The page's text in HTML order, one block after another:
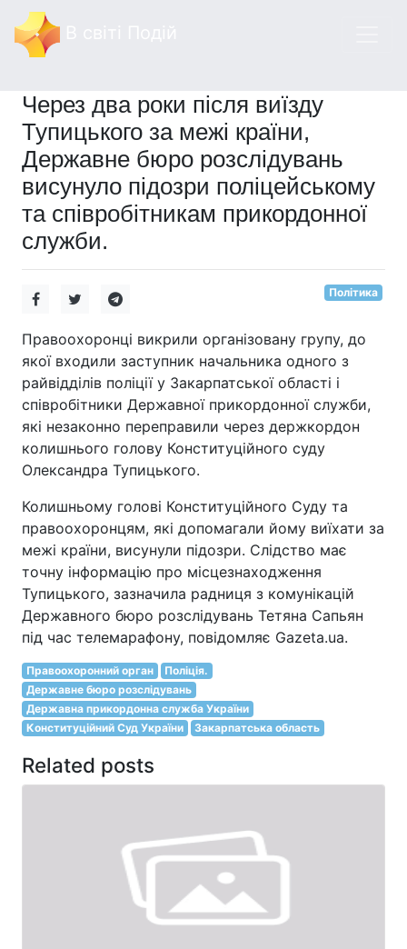
Через два роки після виїзду
Тупицького за межі країни,
Державне бюро розслідувань
висунуло підозри поліцейському
та співробітникам прикордонної
служби.
Політика
Правоохоронці викрили організовану групу, до
якої входили заступник начальника одного з
райвідділів поліції у Закарпатської області і
співробітники Державної прикордонної служби,
які незаконно переправили через держкордон
колишнього голову Конституційного суду
Олександра Тупицького.
Колишньому голові Конституційного Суду та
правоохоронцям, які допомагали йому виїхати за
межі країни, висунули підозри. Слідство має
точну інформацію про місцезнаходження
Тупицького, зазначила радниця з комунікацій
Державного бюро розслідувань Тетяна Сапьян
під час телемарафону, повідомляє Gazeta.ua.
Правоохоронний орган
Поліція.
Державне бюро розслідувань
Державна прикордонна служба України
Конституційний Суд України
Закарпатська область
Related posts